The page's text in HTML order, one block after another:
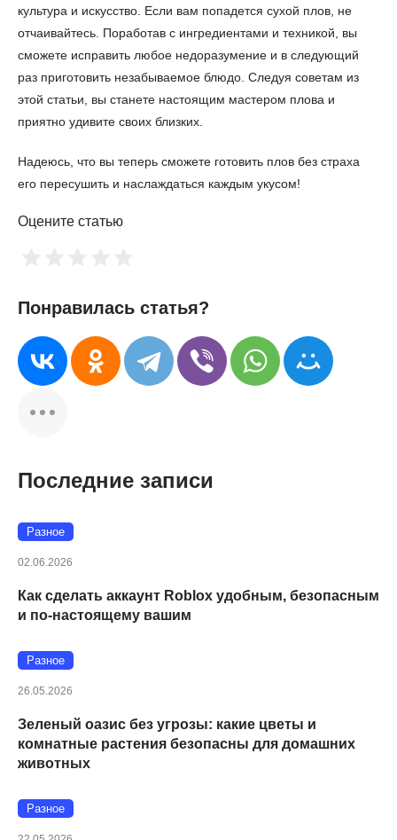
культура и искусство. Если вам попадется сухой плов, не
отчаивайтесь. Поработав с ингредиентами и техникой, вы
сможете исправить любое недоразумение и в следующий
раз приготовить незабываемое блюдо. Следуя советам из
этой статьи, вы станете настоящим мастером плова и
приятно удивите своих близких.
Надеюсь, что вы теперь сможете готовить плов без страха
его пересушить и наслаждаться каждым укусом!
Оцените статью
Понравилась статья?
Последние записи
Разное
02.06.2026
Как сделать аккаунт Roblox удобным, безопасным
и по-настоящему вашим
Разное
26.05.2026
Зеленый оазис без угрозы: какие цветы и
комнатные растения безопасны для домашних
животных
Разное